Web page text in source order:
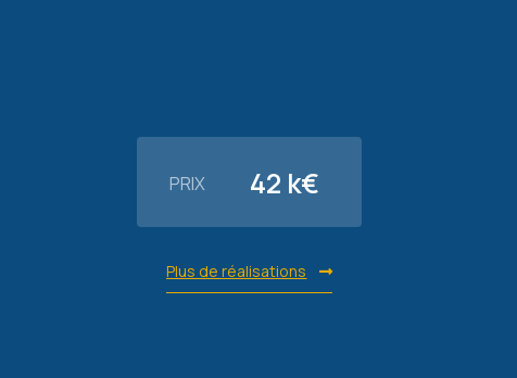
PRIX 42 k€
Plus de réalisations